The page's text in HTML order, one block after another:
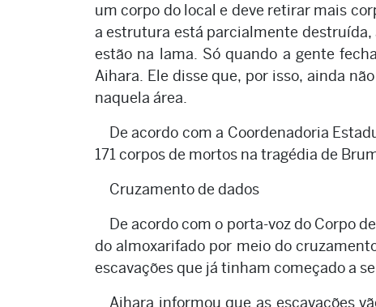
um corpo do local e deve retirar mais
a estrutura está parcialmente
estão na lama. Só quando a gente
Aihara. Ele disse que, por isso, ainda
naquela área.
De acordo com a Coordenadoria
171 corpos de mortos na tragédia de
Cruzamento de dados
De acordo com o porta-voz do Corpo
do almoxarifado por meio do
escavações que já tinham começado a
Aihara informou que as escavações